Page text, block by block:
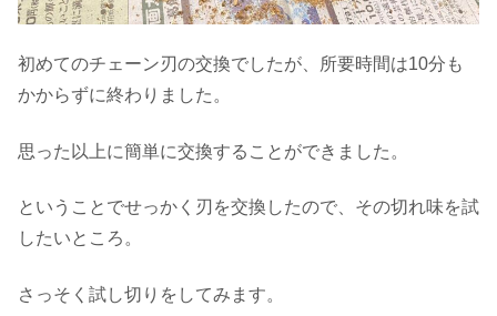
初めてのチェーン刃の交換でしたが、所要時間は10分も
かからずに終わりました。
思った以上に簡単に交換することができました。
ということでせっかく刃を交換したので、その切れ味を試
したいところ。
さっそく試し切りをしてみます。